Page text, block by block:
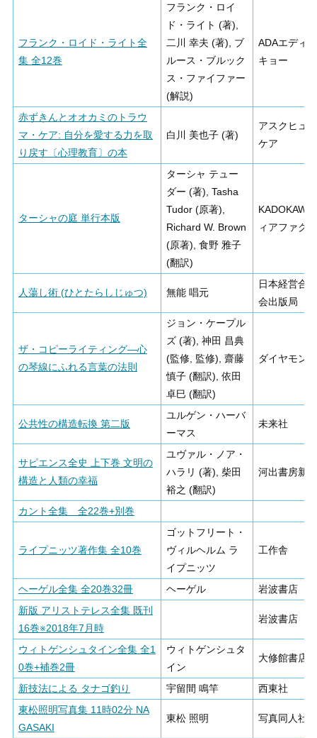
フランク・ロイド・ライト全
集 全12巻
フランク・ロイ
ド・ライト (著),
二川 幸夫 (著), ブ
ルース・ブルック
ス・ファイファー
(解説)
ADAエディ
キョー
赤ずきんとオオカミのトラウ
マ・ケア: 自分を愛する力を取
り戻す〔心理教育〕の本
白川 美也子 (著)
アスクヒュ
ケア
ターシャの庭 単行本版
ターシャ テュー
ダー (著), Tasha
Tudor (原著),
Richard W. Brown
(原著), 食野 雅子
(翻訳)
ィアファク
人蕩し術 (ひとたらしじゅつ) 無能 唱元
日本経営合
会出版局
ザ・コピーライティング―心
の琴線にふれる言葉の法則
ジョン・ケープル
ズ (著), 神田 昌典
(監修, 監修), 齋藤
慎子 (翻訳), 依田
卓巳 (翻訳)
ダイヤモン
公共性の構造転換 第二版
ユルゲン・ハーバ
ーマス
未来社
サピエンス全史 上下巻 文明の
構造と人類の幸福
ユヴァル・ノア・
ハラリ (著), 柴田
裕之 (翻訳)
河出書房新社
カント全集 全22巻+別巻
ライプニッツ著作集 全10巻
ゴットフリート・
ヴィルヘルム ラ
イプニッツ
工作舎
ヘーゲル全集 全20巻32冊 ヘーゲル
岩波書店
新版 アリストテレス全集 既刊
16巻※2018年7月時
岩波書店
ウィトゲンシュタイン全集 全1
0巻+補巻2冊
ウィトゲンシュタ
イン
大修館書店
新技法による タナゴ釣り 宇留間 鳴竿
西東社
東松照明写真集 11時02分 NA
GASAKI
東松 照明 写真同人社